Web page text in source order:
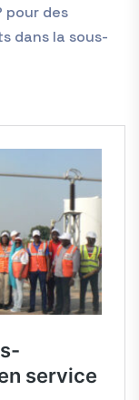
pour des
dans la sous-